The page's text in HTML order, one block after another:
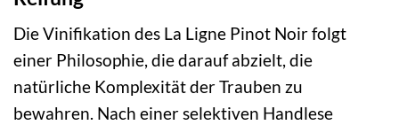
Die Vinifikation des La Ligne Pinot Noir folgt
einer Philosophie, die darauf abzielt, die
natürliche Komplexität der Trauben zu
bewahren. Nach einer selektiven Handlese